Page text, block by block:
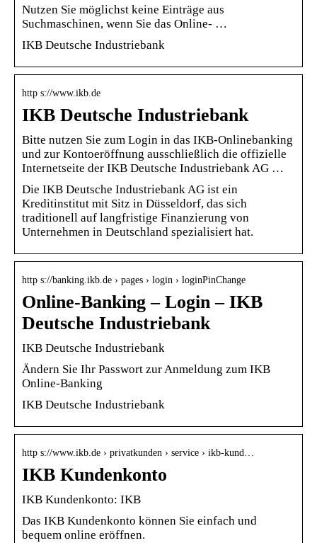
Nutzen Sie möglichst keine Einträge aus
Suchmaschinen, wenn Sie das Online- …
IKB Deutsche Industriebank
http s://www.ikb.de
IKB Deutsche Industriebank
Bitte nutzen Sie zum Login in das IKB-Onlinebanking
und zur Kontoeröffnung ausschließlich die offizielle
Internetseite der IKB Deutsche Industriebank AG …
Die IKB Deutsche Industriebank AG ist ein
Kreditinstitut mit Sitz in Düsseldorf, das sich
traditionell auf langfristige Finanzierung von
Unternehmen in Deutschland spezialisiert hat.
http s://banking.ikb.de › pages › login › loginPinChange
Online-Banking – Login – IKB
Deutsche Industriebank
IKB Deutsche Industriebank
Ändern Sie Ihr Passwort zur Anmeldung zum IKB
Online-Banking
IKB Deutsche Industriebank
http s://www.ikb.de › privatkunden › service › ikb-kund…
IKB Kundenkonto
IKB Kundenkonto: IKB
Das IKB Kundenkonto können Sie einfach und
bequem online eröffnen.